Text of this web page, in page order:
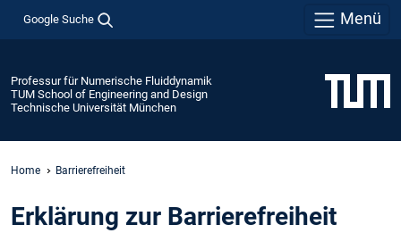
Google Suche Menü
Professur für Numerische Fluiddynamik
TUM School of Engineering and Design
Technische Universität München
Home Barrierefreiheit
Erklärung zur Barrierefreiheit